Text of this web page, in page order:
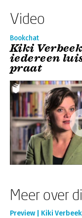
Video
Bookchat
Kiki
iedereen
praat
Meer over
Preview | Kiki Verbeek